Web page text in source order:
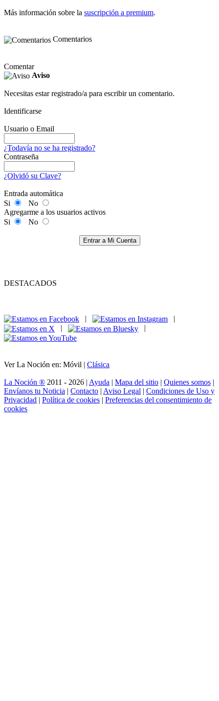
Más información sobre la suscripción a premium.
Comentarios
Comentar
Aviso
Necesitas estar registrado/a para escribir un comentario.
Identificarse
Usuario o Email
¿Todavía no se ha registrado?
Contraseña
¿Olvidó su Clave?
Entrada automática
Si
No
Agregarme a los usuarios activos
Si
No
Entrar a Mi Cuenta
DESTACADOS
|
|
|
|
Ver La Noción en: Móvil | Clásica
La Noción ® 2011 - 2026 | Ayuda | Mapa del sitio | Quienes somos |
Envíanos tu Noticia | Contacto | Aviso Legal | Condiciones de Uso y
Privacidad | Política de cookies | Preferencias del consentimiento de
cookies